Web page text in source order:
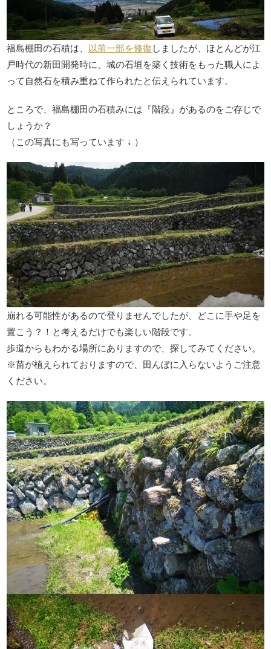
福島棚田の石積は、 以前一部を修復 しましたが、ほとんどが江
戸時代の新田開発時に、城の石垣を築く技術をもった職人によ
って自然石を積み重ねて作られたと伝えられています。
ところで、福島棚田の石積みには『階段』があるのをご存じで
しょうか？
（この写真にも写っています ↓ ）
崩れる可能性があるので登りませんでしたが、どこに手や足を
置こう？！と考えるだけでも楽しい階段です。
歩道からもわかる場所にありますので、探してみてください。
※苗が植えられておりますので、田んぼに入らないようご注意
ください。